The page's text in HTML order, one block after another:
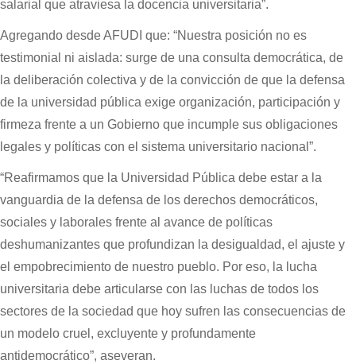
salarial que atraviesa la docencia universitaria”.
Agregando desde AFUDI que: “Nuestra posición no es
testimonial ni aislada: surge de una consulta democrática, de
la deliberación colectiva y de la convicción de que la defensa
de la universidad pública exige organización, participación y
firmeza frente a un Gobierno que incumple sus obligaciones
legales y políticas con el sistema universitario nacional”.
“Reafirmamos que la Universidad Pública debe estar a la
vanguardia de la defensa de los derechos democráticos,
sociales y laborales frente al avance de políticas
deshumanizantes que profundizan la desigualdad, el ajuste y
el empobrecimiento de nuestro pueblo. Por eso, la lucha
universitaria debe articularse con las luchas de todos los
sectores de la sociedad que hoy sufren las consecuencias de
un modelo cruel, excluyente y profundamente
antidemocrático”, aseveran.